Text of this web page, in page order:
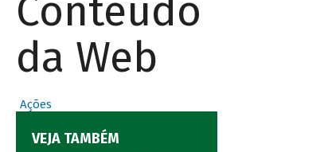
Conteúdo
da Web
Ações
VEJA TAMBÉM